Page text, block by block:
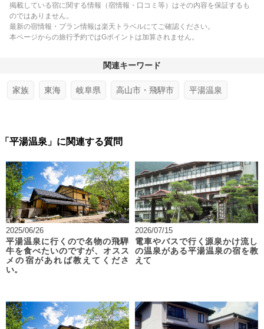
掲載している宿に関する情報（宿情報・口コミ等）はその内容を保証するも
のではありません。
最新の宿情報・プラン情報は楽天トラベルにてご確認ください。
本ページからの旅行予約ではGポイントは加算されません。
関連キーワード
家族 東海 岐阜県 高山市・飛騨市 平湯温泉
「平湯温泉」に関連する質問
2025/06/26
平湯温泉に行くので名物の飛騨
牛を食べたいのですが、オスス
メの宿があれば教えてくださ
い。
2026/07/15
電車やバスで行く源泉かけ流し
の温泉がある平湯温泉の宿を教
えて